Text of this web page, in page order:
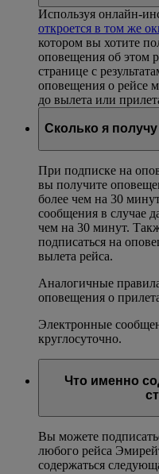
Используя онлайн-
откроется в том же
котором вы хотите
оповещения об этом
странице с
оповещения о рейсе
до вылета или
Сколько я
При подписке на
вы получите
более чем на 30
сообщения в случае
чем на 30 минут.
подписаться на
вылета рейса.
Аналогичные
оповещения о
Электронные
круглосуточно.
Что именно
Вы можете
любого рейса
содержаться